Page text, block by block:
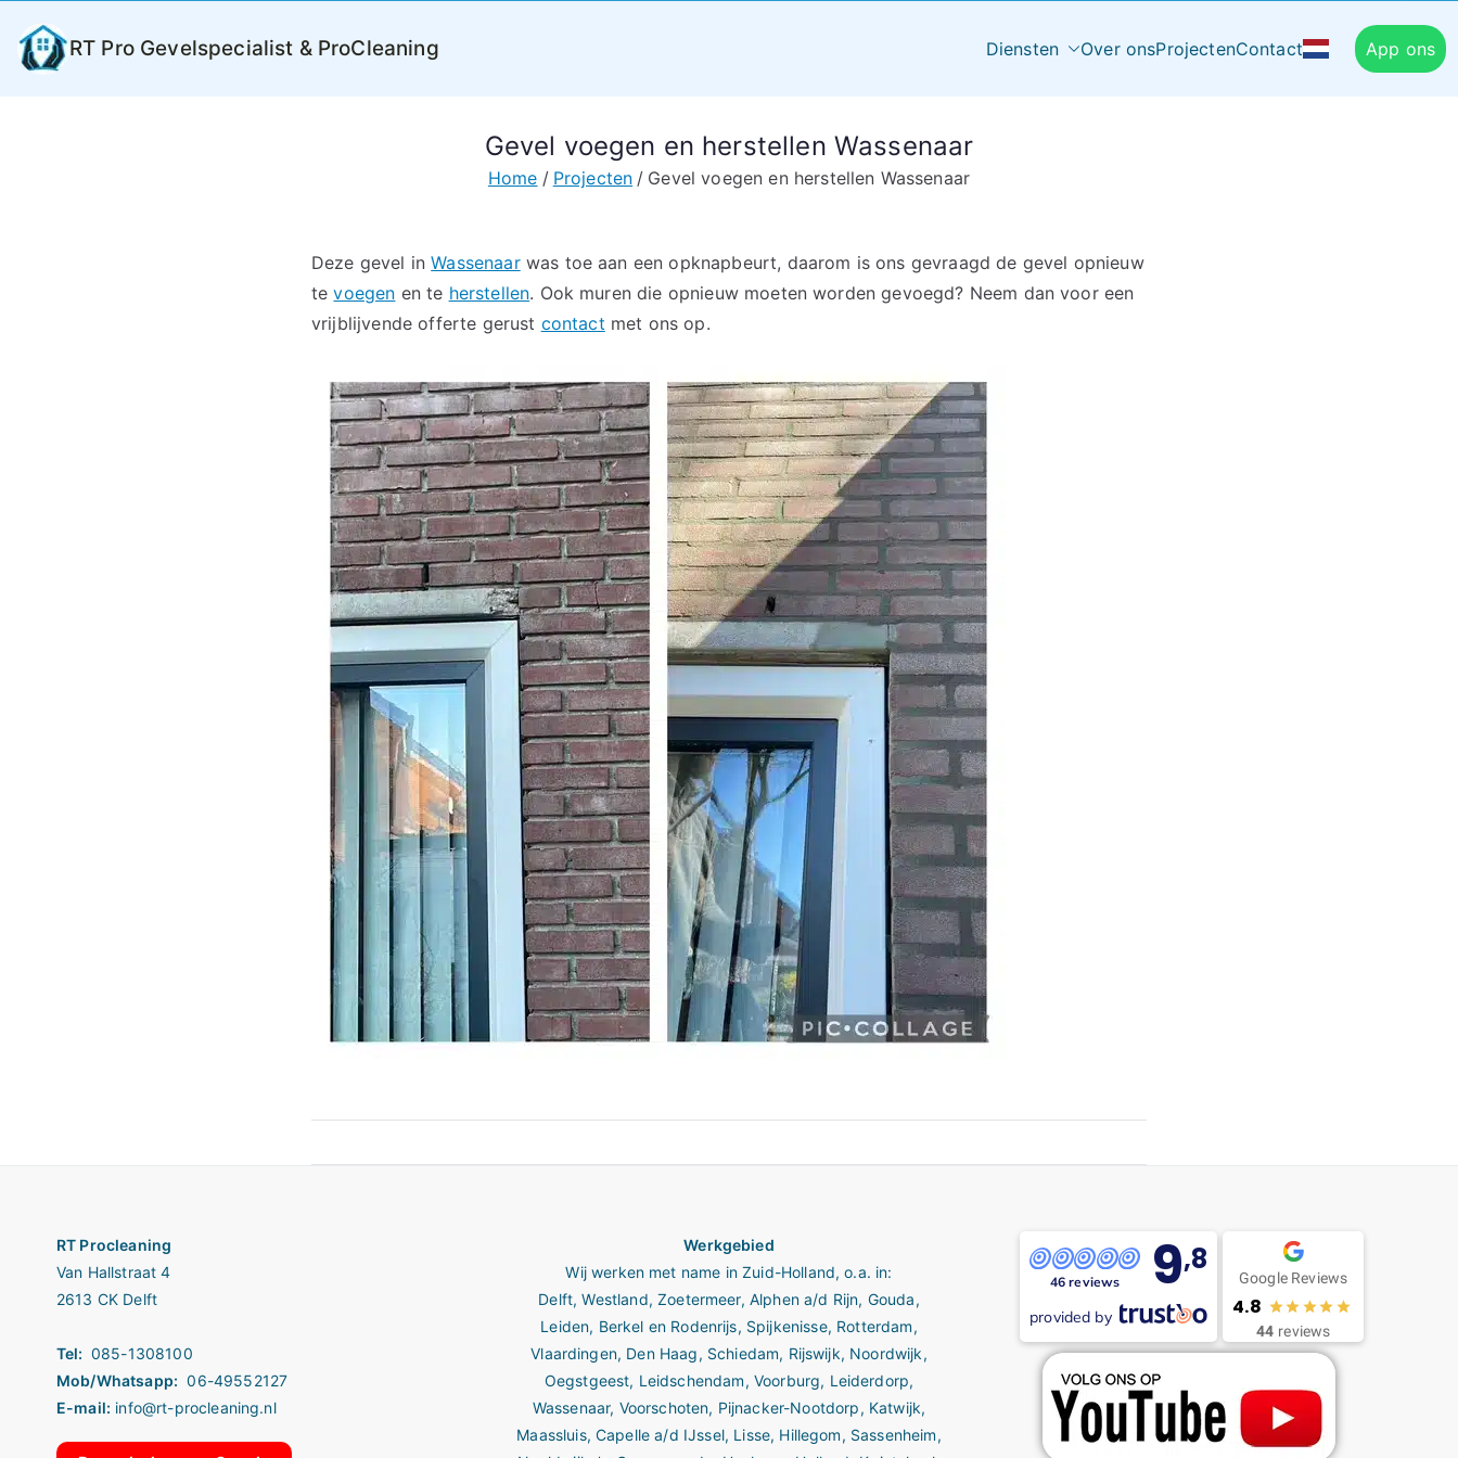
naar
RT Pro Gevelspecialist & ProCleaning Diensten Over onsProjectenContact App ons
Gevel voegen en herstellen Wassenaar
Home Projecten Gevel voegen en herstellen Wassenaar
Deze gevel inWassenaarwas toe aan een opknapbeurt, daarom is ons gevraagd de gevel opnieuw
tevoegen en te herstellen. Ook muren die opnieuw moeten worden gevoegd? Neem dan voor een
vrijblijvende offerte gerust contact met ons op.
Bericht
RT Procleaning
Van Hallstraat 4
2613 CK Delft
Tel: 085-1308100
Mob/Whatsapp: 06-49552127
E-mail: info@rt-procleaning.nl
Werkgebied
Wij werken met name inZuid-Holland, o.a. in:
Delft,Westland,Zoetermeer, Alphen a/d Rijn, Gouda,
Leiden, Berkel en Rodenrijs, Spijkenisse, Rotterdam,
Vlaardingen, Den Haag, Schiedam, Rijswijk, Noordwijk,
Oegstgeest, Leidschendam, Voorburg, Leiderdorp,
Wassenaar, Voorschoten, Pijnacker-Nootdorp, Katwijk,
Maassluis,Capelle a/d IJssel, Lisse, Hillegom, Sassenheim,
46 reviews 9,8
provided by
Google Reviews
4.8
44 reviews